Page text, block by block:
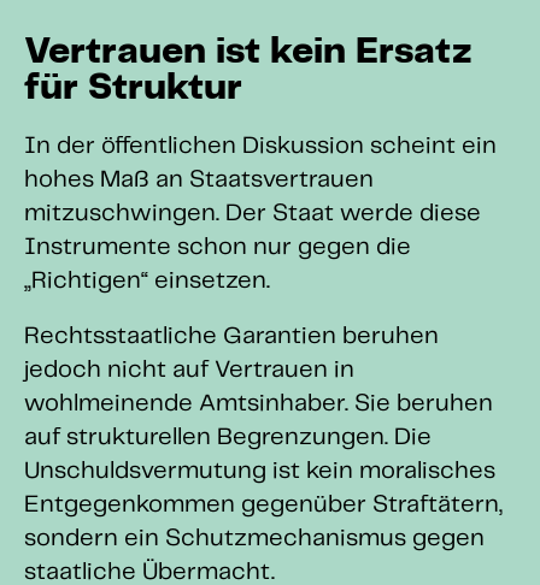
Vertrauen ist kein Ersatz
für Struktur
In der öffentlichen Diskussion scheint ein
hohes Maß an Staatsvertrauen
mitzuschwingen. Der Staat werde diese
Instrumente schon nur gegen die
„Richtigen“ einsetzen.
Rechtsstaatliche Garantien beruhen
jedoch nicht auf Vertrauen in
wohlmeinende Amtsinhaber. Sie beruhen
auf strukturellen Begrenzungen. Die
Unschuldsvermutung ist kein moralisches
Entgegenkommen gegenüber Straftätern,
sondern ein Schutzmechanismus gegen
staatliche Übermacht.